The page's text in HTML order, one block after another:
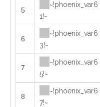
5
~!phoenix_var6
1!~
6
~!phoenix_var6
3!~
7
~!phoenix_var6
5!~
8
~!phoenix_var6
7!~